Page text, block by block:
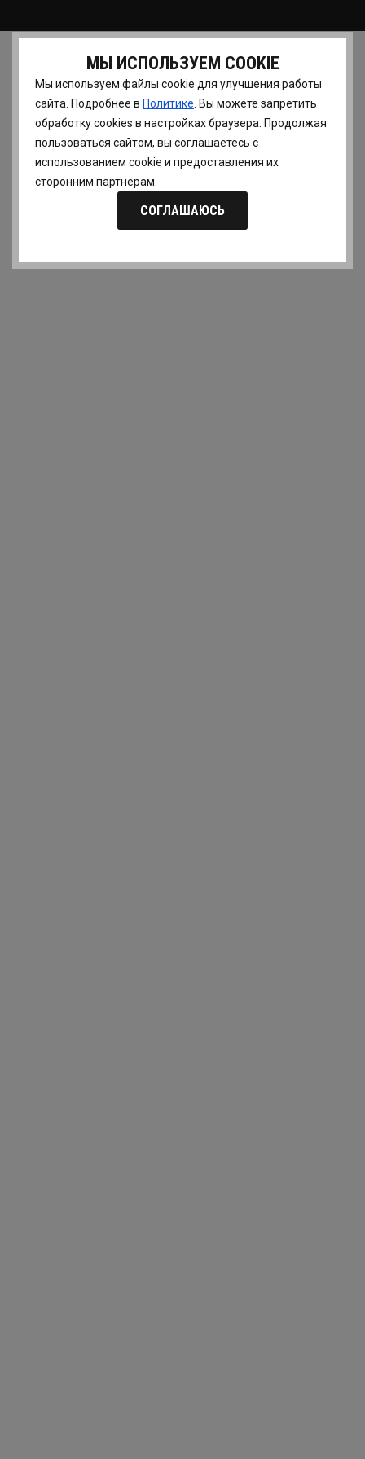
МЫ ИСПОЛЬЗУЕМ COOKIE
Мы используем файлы cookie для улучшения работы
сайта. Подробнее в Политике . Вы можете запретить
обработку сookies в настройках браузера. Продолжая
пользоваться сайтом, вы соглашаетесь с
использованием cookie и предоставления их
сторонним партнерам.
СОГЛАШАЮСЬ